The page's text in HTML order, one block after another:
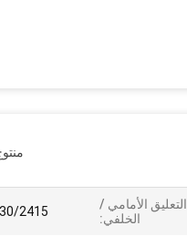
التعليق الأمامي /
الخلفي:
1930/